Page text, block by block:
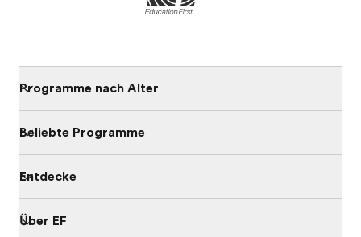
Programme nach Alter
Beliebte Programme
Entdecke
Über EF